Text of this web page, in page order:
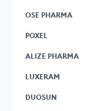
OSE PHARMA
POXEL
ALIZE PHARMA
LUXERAM
DUOSUN